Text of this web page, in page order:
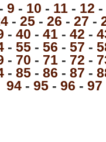
- 9 - 10 - 11 - 12 -
- 25 - 26 - 27 -
- 40 - 41 - 42 -
- 55 - 56 - 57 -
- 70 - 71 - 72 -
- 85 - 86 - 87 -
94 - 95 - 96 - 97